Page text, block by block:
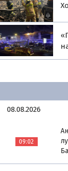
08.08.2026
09:02